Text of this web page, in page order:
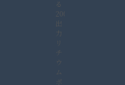
る
2000W
出
力
リ
チ
ウ
ム
ポ